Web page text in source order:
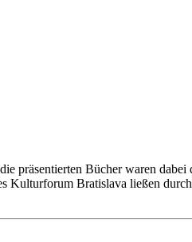
präsentierten Bücher waren dabei
Kulturforum Bratislava ließen